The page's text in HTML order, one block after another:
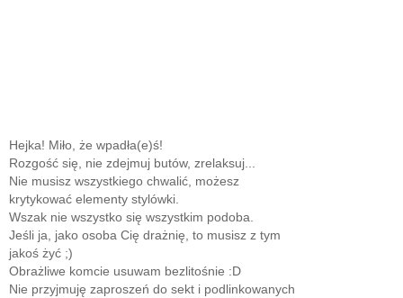
Hejka! Miło, że wpadła(e)ś!
Rozgość się, nie zdejmuj butów, zrelaksuj...
Nie musisz wszystkiego chwalić, możesz
krytykować elementy stylówki.
Wszak nie wszystko się wszystkim podoba.
Jeśli ja, jako osoba Cię drażnię, to musisz z tym
jakoś żyć ;)
Obrażliwe komcie usuwam bezlitośnie :D
Nie przyjmuję zaproszeń do sekt i podlinkowanych